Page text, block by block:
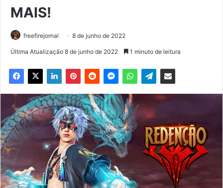
MAIS!
freefirejornal 8 de junho de 2022
Última Atualização 8 de junho de 2022 1 minuto de leitura